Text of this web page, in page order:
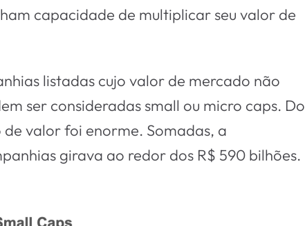
capacidade de multiplicar seu valor de
listadas cujo valor de mercado não
ser consideradas small ou micro caps. Do
valor foi enorme. Somadas, a
girava ao redor dos R$ 590 bilhões.